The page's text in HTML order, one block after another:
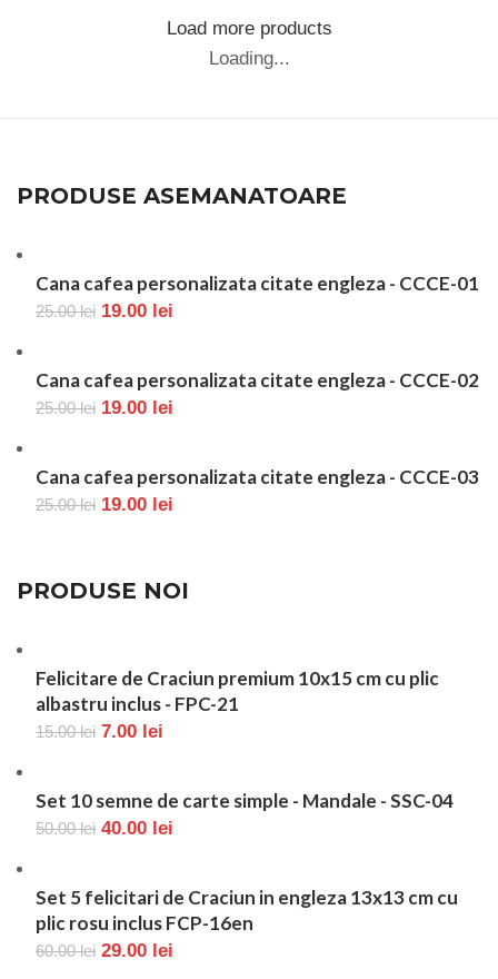
Load more products
Loading...
PRODUSE ASEMANATOARE
Cana cafea personalizata citate engleza - CCCE-01
25.00lei 19.00 lei
Cana cafea personalizata citate engleza - CCCE-02
25.00lei 19.00 lei
Cana cafea personalizata citate engleza - CCCE-03
25.00lei 19.00 lei
PRODUSE NOI
Felicitare de Craciun premium 10x15 cm cu plic
albastru inclus - FPC-21
15.00lei 7.00 lei
Set 10 semne de carte simple - Mandale - SSC-04
50.00lei 40.00 lei
Set 5 felicitari de Craciun in engleza 13x13 cm cu
plic rosu inclus FCP-16en
60.00lei 29.00 lei